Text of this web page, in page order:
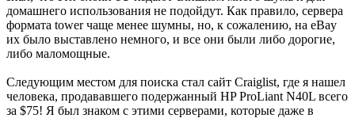
домашнего использования не подойдут. Как правило, сервера
формата tower чаще менее шумны, но, к сожалению, на eBay
их было выставлено немного, и все они были либо дорогие,
либо маломощные.
Следующим местом для поиска стал сайт Craiglist, где я нашел
человека, продававшего подержанный HP ProLiant N40L всего
за $75! Я был знаком с этими серверами, которые даже в